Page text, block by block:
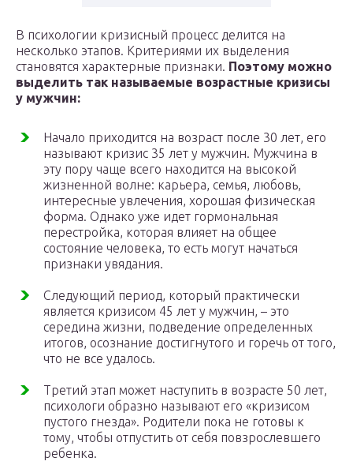
В психологии кризисный процесс делится на
несколько этапов. Критериями их выделения
становятся характерные признаки. Поэтому можно
выделить так называемые возрастные кризисы
у мужчин:
Начало приходится на возраст после 30 лет, его
называют кризис 35 лет у мужчин. Мужчина в
эту пору чаще всего находится на высокой
жизненной волне: карьера, семья, любовь,
интересные увлечения, хорошая физическая
форма. Однако уже идет гормональная
перестройка, которая влияет на общее
состояние человека, то есть могут начаться
признаки увядания.
Следующий период, который практически
является кризисом 45 лет у мужчин, – это
середина жизни, подведение определенных
итогов, осознание достигнутого и горечь от того,
что не все удалось.
Третий этап может наступить в возрасте 50 лет,
психологи образно называют его «кризисом
пустого гнезда». Родители пока не готовы к
тому, чтобы отпустить от себя повзрослевшего
ребенка.